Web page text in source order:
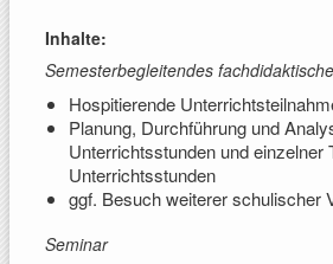
Inhalte:
Semesterbegleitendes
Hospitierende
Planung, Durchführung und
Unterrichtsstunden und einzelner
Unterrichtsstunden
ggf. Besuch weiterer schulischer
Seminar